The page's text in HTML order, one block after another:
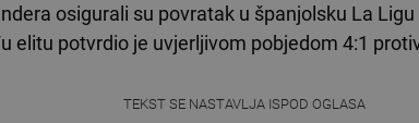
osigurali su povratak u španjolsku La
elitu potvrdio je uvjerljivom pobjedom 4:1
TEKST SE NASTAVLJA ISPOD OGLASA